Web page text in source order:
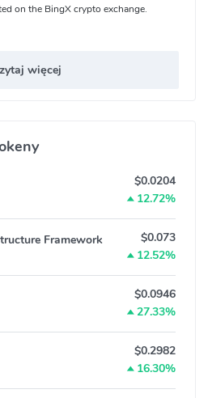
on the BingX crypto exchange.
więcej
$0.0204
12.72%
Framework
$0.073
12.52%
$0.0946
27.33%
$0.2982
16.30%